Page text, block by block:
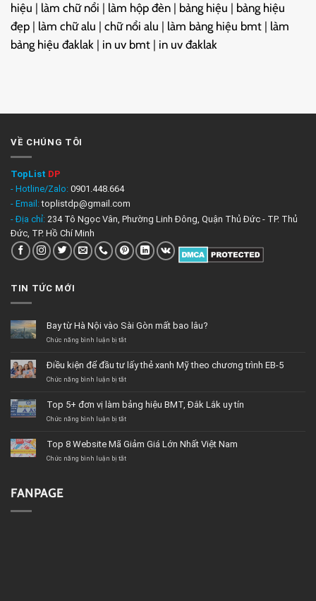
hiệu | làm chữ nổi | làm hộp đèn | bảng hiệu | bảng hiệu
đẹp | làm chữ alu | chữ nổi alu | làm bảng hiệu bmt | làm
bảng hiệu đaklak | in uv bmt | in uv đaklak
VỀ CHÚNG TÔI
TopList DP
- Hotline/Zalo: 0901.448.664
- Email:toplistdp@gmail.com
- Địa chỉ: 234 Tô Ngọc Vân, Phường Linh Đông, Quận Thủ Đức - TP. Thủ
Đức, TP. Hồ Chí Minh
TIN TỨC MỚI
Bay từ Hà Nội vào Sài Gòn mất bao lâu?
Chức năng bình luận bị tắtở
Hà
Nội
Gòn
mất
Điều kiện để đầu tư lấy thẻ xanh Mỹ theo chương trình EB-5
Chức năng bình luận bị tắtở
để
đầu
thẻ
xanh
Top 5+ đơn vị làm bảng hiệu BMT, Đắk Lắk uy tín
Chức năng bình luận bị tắtở
đơn
vị
Top 8 Website Mã Giảm Giá Lớn Nhất Việt Nam
Chức năng bình luận bị tắtở
FANPAGE